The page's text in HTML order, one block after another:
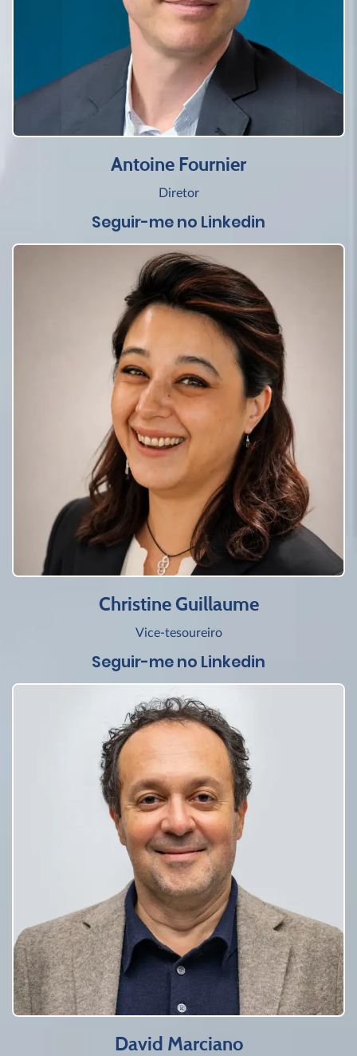
Antoine Fournier
Diretor
Seguir-me no Linkedin
Christine Guillaume
Vice-tesoureiro
Seguir-me no Linkedin
David Marciano